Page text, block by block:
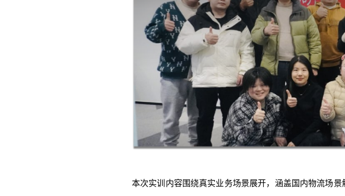
本次实训内容围绕真实业务场景展开，涵盖国内物流场